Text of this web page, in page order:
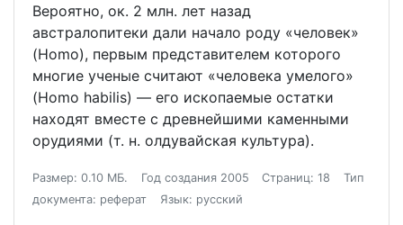
Вероятно, ок. 2 млн. лет назад
австралопитеки дали начало роду «человек»
(Homo), первым представителем которого
многие ученые считают «человека умелого»
(Homo habilis) — его ископаемые остатки
находят вместе с древнейшими каменными
орудиями (т. н. олдувайская культура).
Размер: 0.10 МБ. Год создания 2005 Страниц: 18
Тип
документа: реферат
Язык: русский